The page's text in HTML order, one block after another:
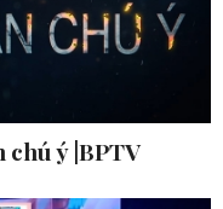
chú ý |BPTV